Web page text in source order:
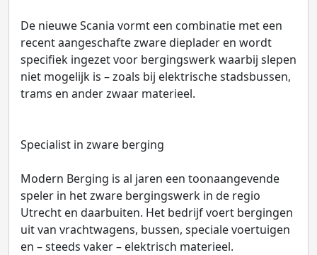
De nieuwe Scania vormt een combinatie met een
recent aangeschafte zware dieplader en wordt
specifiek ingezet voor bergingswerk waarbij slepen
niet mogelijk is – zoals bij elektrische stadsbussen,
trams en ander zwaar materieel.
Specialist in zware berging
Modern Berging is al jaren een toonaangevende
speler in het zware bergingswerk in de regio
Utrecht en daarbuiten. Het bedrijf voert bergingen
uit van vrachtwagens, bussen, speciale voertuigen
en – steeds vaker – elektrisch materieel.